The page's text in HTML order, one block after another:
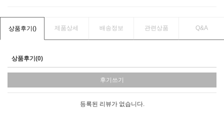
상품후기() 제품상세 배송정보 관련상품 Q&A
상품후기(0)
후기쓰기
등록된 리뷰가 없습니다.